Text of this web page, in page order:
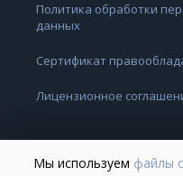
Политика обработки
данных
Сертификат
Лицензионное
Мы используем файлы